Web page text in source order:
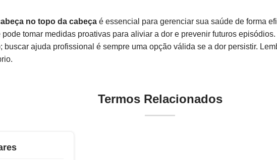
no topo da cabeça é essencial para gerenciar sua saúde de forma
tomar medidas proativas para aliviar a dor e prevenir futuros
buscar ajuda profissional é sempre uma opção válida se a dor persistir.
Termos Relacionados